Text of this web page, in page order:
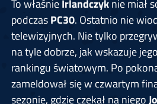
To właśnieIrlandczyknie miał
podczasPC30. Ostatnio nie
telewizyjnych. Nie tylko
na tyle dobrze, jak wskazuje
rankingu światowym. Po
zameldował się w czwartym
sezonie, gdzie czekał na niego